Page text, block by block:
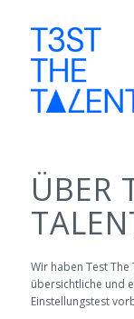
ÜBER
Wir haben Test
übersichtliche und
Einstellungstest